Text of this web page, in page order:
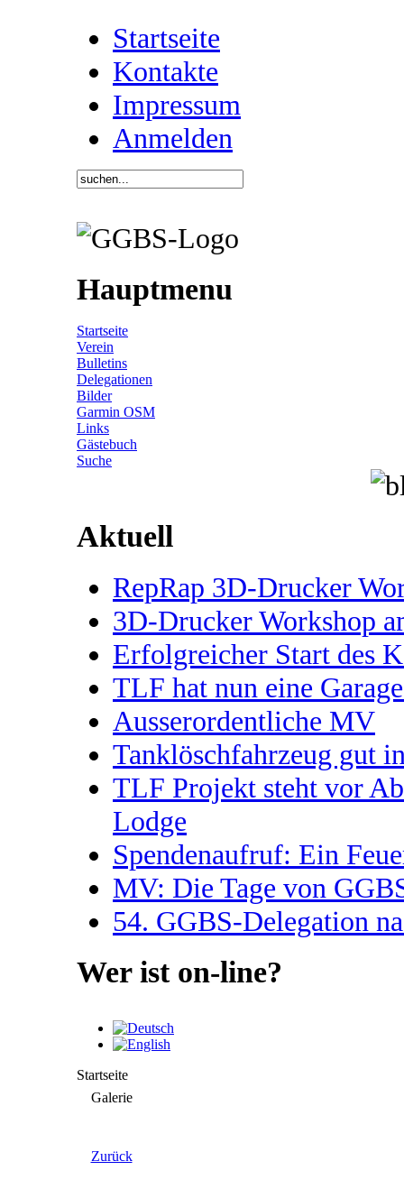
Startseite
Kontakte
Impressum
Anmelden
Hauptmenu
Startseite
Verein
Bulletins
Delegationen
Bilder
Garmin OSM
Links
Gästebuch
Suche
Aktuell
RepRap 3D-Drucker
3D-Drucker Workshop
Erfolgreicher Start des
TLF hat nun eine
Ausserordentliche MV
Tanklöschfahrzeug gut
TLF Projekt steht vor
Lodge
Spendenaufruf: Ein
MV: Die Tage von
54. GGBS-Delegation
Wer ist on-line?
Startseite
Galerie
Zurück